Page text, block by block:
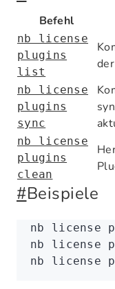
Befehl
nb license
plugins
list
nb license
plugins
sync
nb license
plugins
clean
#Beispiele
nb license
nb license
nb license